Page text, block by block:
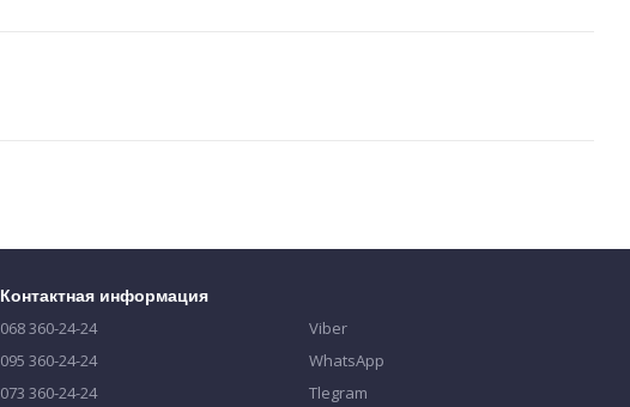
Контактная информация
068 360-24-24
095 360-24-24
073 360-24-24
Viber
WhatsApp
Tlegram